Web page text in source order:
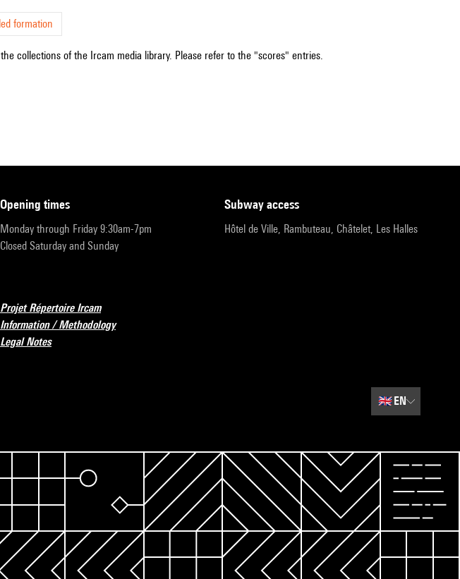
formation
collections of the Ircam media library. Please refer to the "scores" entries.
opening times
Monday through Friday 9:30am-7pm
Closed Saturday and Sunday
subway access
Hôtel de Ville, Rambuteau, Châtelet, Les Halles
Projet Répertoire Ircam
Information / Methodology
Legal Notes
🇬🇧EN